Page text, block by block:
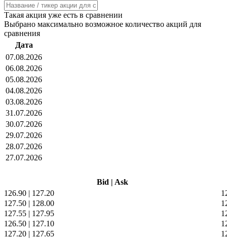
Такая акция уже есть в сравнении
Выбрано максимально возможное количество акций для
сравнения
Дата
07.08.2026
06.08.2026
05.08.2026
04.08.2026
03.08.2026
31.07.2026
30.07.2026
29.07.2026
28.07.2026
27.07.2026
Bid | Ask
126.90 | 127.20
127.50 | 128.00
127.55 | 127.95
126.50 | 127.10
127.20 | 127.65